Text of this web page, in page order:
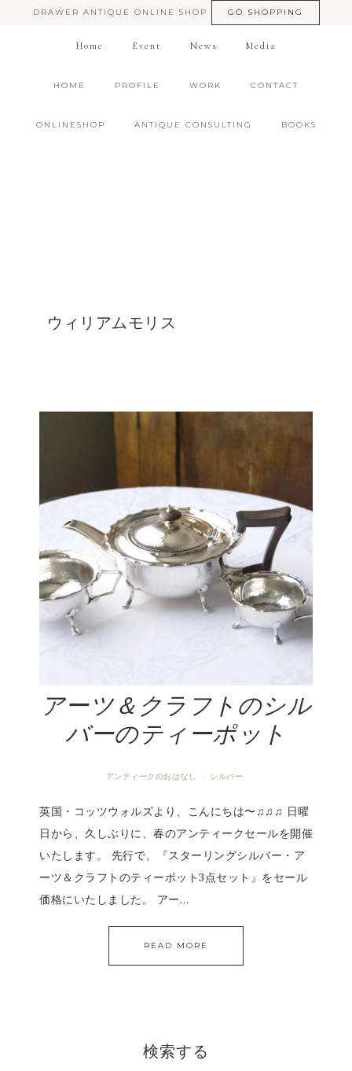
DRAWER ANTIQUE ONLINE SHOP GO SHOPPING
Home Event News Media
HOME PROFILE WORK CONTACT
ONLINESHOP ANTIQUE CONSULTING BOOKS
ウィリアムモリス
アーツ＆クラフトのシル
バーのティーポット
アンティークのおはなし · シルバー
英国・コッツウォルズより、こんにちは〜♫♫♫ 日曜
日から、久しぶりに、春のアンティークセールを開催
いたします。 先行で、『スターリングシルバー・ア
ーツ＆クラフトのティーポット3点セット』をセール
価格にいたしました。 アー…
READ MORE
検索する